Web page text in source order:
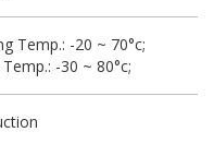
Temp.: -20 ~ 70°c;
-30 ~ 80°c;